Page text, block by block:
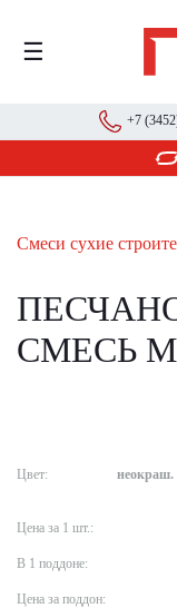
☰
+7
Смеси сухие
СМЕСЬ
Цвет: неокраш.
Цена за 1 шт.:
В 1 поддоне:
Цена за поддон: